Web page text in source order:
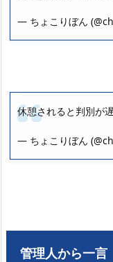
— ちょこりぼん
休憩されると判別が
— ちょこりぼん
管理人から一言